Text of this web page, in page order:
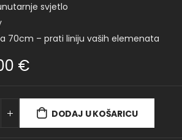
svjetlo
70cm – prati liniju vaših elemenata
€
DODAJ U KOŠARICU